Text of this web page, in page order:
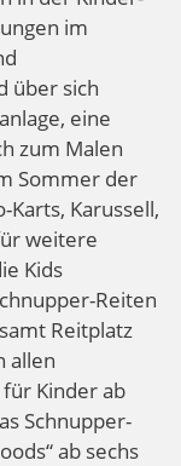
im
über sich
eine
zum Malen
Sommer der
Karussell,
weitere
Kids
Reiten
Reitplatz
allen
Kinder ab
Schnupper-
ab sechs